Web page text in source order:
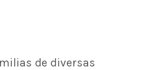
de diversas